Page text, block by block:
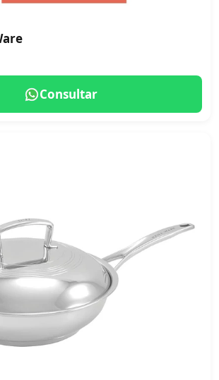
Consultar